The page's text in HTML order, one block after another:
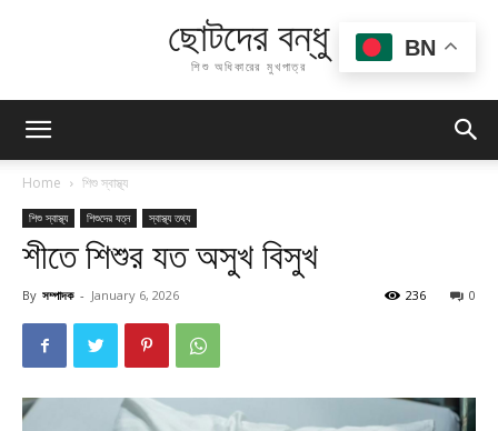
ছোটদের বন্ধু
শিশু অধিকারের মুখপাত্র
Home শিশু স্বাস্থ্য
শিশু স্বাস্থ্য শিশুদের যত্ন স্বাস্থ্য তথ্য
শীতে শিশুর যত অসুখ বিসুখ
By সম্পাদক - January 6, 2026 0
236
BN